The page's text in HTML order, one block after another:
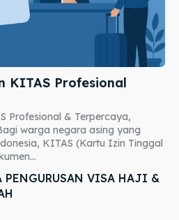
KITAS Profesional
Profesional & Terpercaya,
warga negara asing yang
KITAS (Kartu Izin Tinggal
PENGURUSAN VISA HAJI &